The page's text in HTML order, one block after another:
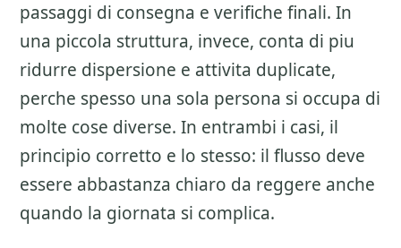
passaggi di consegna e verifiche finali. In
una piccola struttura, invece, conta di piu
ridurre dispersione e attivita duplicate,
perche spesso una sola persona si occupa di
molte cose diverse. In entrambi i casi, il
principio corretto e lo stesso: il flusso deve
essere abbastanza chiaro da reggere anche
quando la giornata si complica.